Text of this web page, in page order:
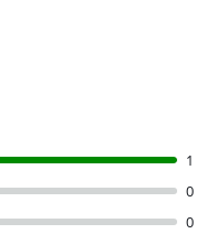
reviews.
review.
1
0
0